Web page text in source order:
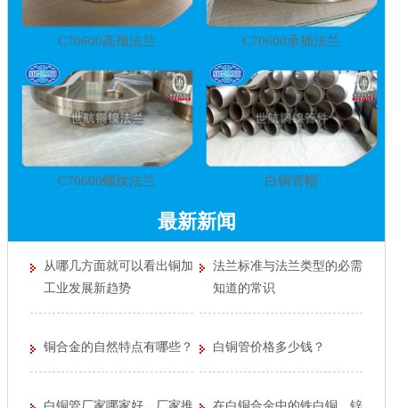
C70600高颈法兰 C70600承插法兰
C70600螺纹法兰 白铜管帽
最新新闻
从哪几方面就可以看出铜加
工业发展新趋势
法兰标准与法兰类型的必需
知道的常识
铜合金的自然特点有哪些？ 白铜管价格多少钱？